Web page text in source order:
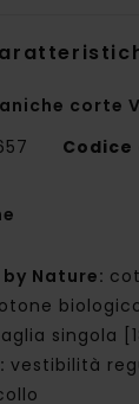
corte
Codice
Nature:
singola
vestibilità